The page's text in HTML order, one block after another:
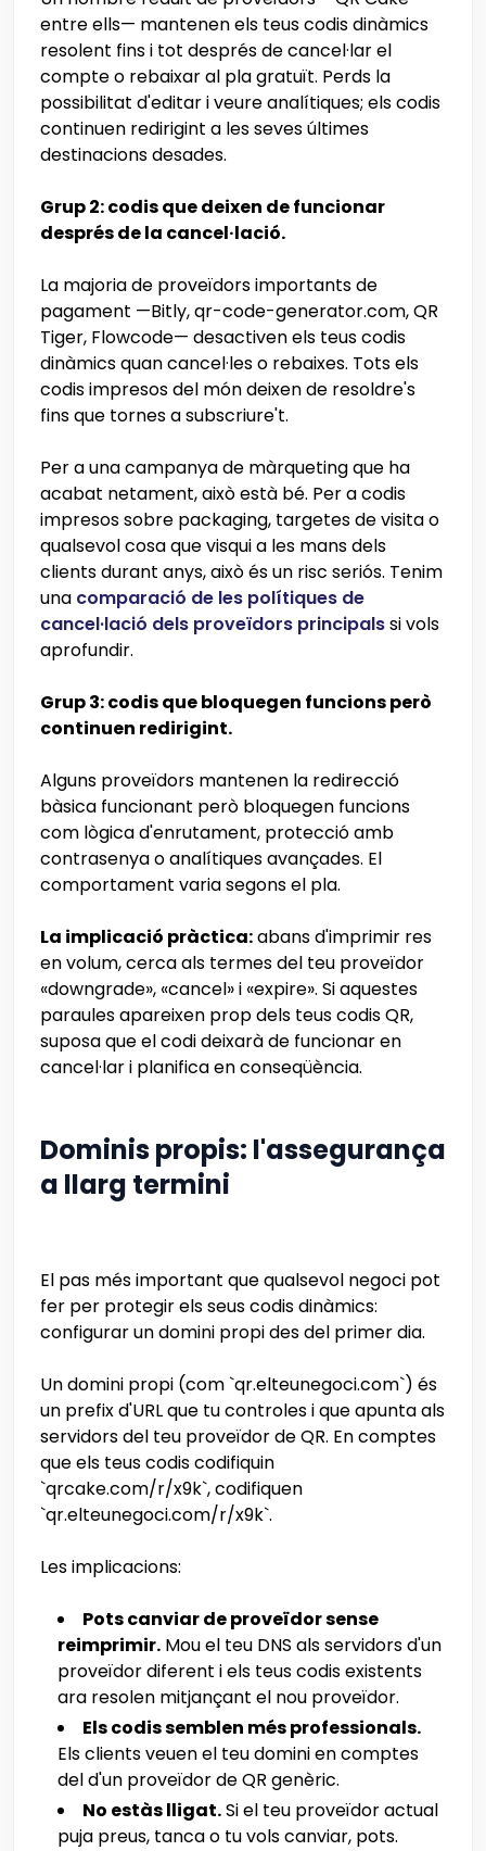
entre ells— mantenen els teus codis dinàmics
resolent fins i tot després de cancel·lar el
compte o rebaixar al pla gratuït. Perds la
possibilitat d'editar i veure analítiques; els codis
continuen redirigint a les seves últimes
destinacions desades.
Grup 2: codis que deixen de funcionar
després de la cancel·lació.
La majoria de proveïdors importants de
pagament —Bitly, qr-code-generator.com, QR
Tiger, Flowcode— desactiven els teus codis
dinàmics quan cancel·les o rebaixes. Tots els
codis impresos del món deixen de resoldre's
fins que tornes a subscriure't.
Per a una campanya de màrqueting que ha
acabat netament, això està bé. Per a codis
impresos sobre packaging, targetes de visita o
qualsevol cosa que visqui a les mans dels
clients durant anys, això és un risc seriós. Tenim
una comparació de les polítiques de
cancel·lació dels proveïdors principalssi vols
aprofundir.
Grup 3: codis que bloquegen funcions però
continuen redirigint.
Alguns proveïdors mantenen la redirecció
bàsica funcionant però bloquegen funcions
com lògica d'enrutament, protecció amb
contrasenya o analítiques avançades. El
comportament varia segons el pla.
La implicació pràctica:abans d'imprimir res
en volum, cerca als termes del teu proveïdor
«downgrade», «cancel» i «expire». Si aquestes
paraules apareixen prop dels teus codis QR,
suposa que el codi deixarà de funcionar en
cancel·lar i planifica en conseqüència.
Dominis propis: l'assegurança
a llarg termini
El pas més important que qualsevol negoci pot
fer per protegir els seus codis dinàmics:
configurar un domini propi des del primer dia.
Un domini propi (com `qr.elteunegoci.com`) és
un prefix d'URL que tu controles i que apunta als
servidors del teu proveïdor de QR. En comptes
que els teus codis codifiquin
`qrcake.com/r/x9k`, codifiquen
`qr.elteunegoci.com/r/x9k`.
Les implicacions:
Pots canviar de proveïdor sense
reimprimir. Mou el teu DNS als servidors d'un
proveïdor diferent i els teus codis existents
ara resolen mitjançant el nou proveïdor.
Els codis semblen més professionals.
Els clients veuen el teu domini en comptes
del d'un proveïdor de QR genèric.
No estàs lligat.Si el teu proveïdor actual
puja preus, tanca o tu vols canviar, pots.